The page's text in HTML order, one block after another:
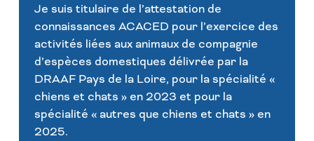
Je suis titulaire de l’attestation de
connaissances ACACED pour l’exercice des
activités liées aux animaux de compagnie
d’espèces domestiques délivrée par la
DRAAF Pays de la Loire, pour la spécialité «
chiens et chats » en 2023 et pour la
spécialité « autres que chiens et chats » en
2025.